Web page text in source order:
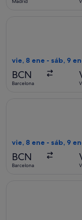
vie, 8 ene - sáb, 9
BCN
Barcelona
vie, 8 ene - sáb, 9
BCN
Barcelona